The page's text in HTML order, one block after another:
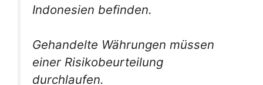
Indonesien befinden.
Gehandelte Währungen müssen
einer Risikobeurteilung
durchlaufen.